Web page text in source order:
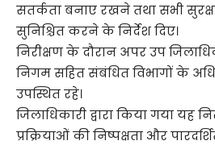
सतर्कता बनाए रखने तथा सभी
सुनिश्चित करने के निर्देश दिए।
निरीक्षण के दौरान अपर उप
निगम सहित संबंधित विभागों के
उपस्थित रहे।
जिलाधिकारी द्वारा किया गया यह
प्रक्रियाओं की निष्पक्षता और